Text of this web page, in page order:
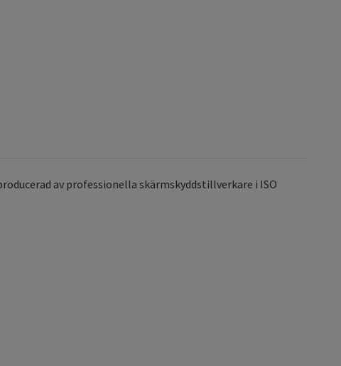
av professionella skärmskyddstillverkare i ISO